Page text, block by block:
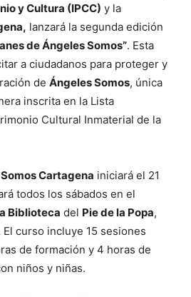
y Cultura (IPCC) y la
lanzará la segunda edición
de Ángeles Somos”. Esta
a ciudadanos para proteger y
de Ángeles Somos, única
inscrita en la Lista
Cultural Inmaterial de la
Cartagena iniciará el 21
todos los sábados en el
Biblioteca del Pie de la Popa,
El curso incluye 15 sesiones
de formación y 4 horas de
niños y niñas.